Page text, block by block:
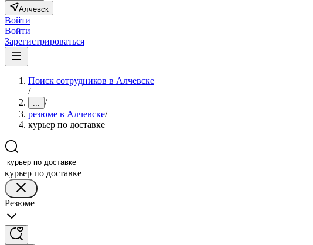
Алчевск
Войти
Войти
Зарегистрироваться
Поиск сотрудников в Алчевске
/
... /
резюме в Алчевске/
курьер по доставке
курьер по доставке
Резюме